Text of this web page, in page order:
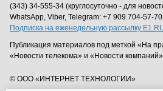
(343) 34-555-34 (круглосуточно - для
WhatsApp, Viber, Telegram: +7 909 704-57-70
Подписка на еженедельную рассылку
Публикация материалов под меткой «На
«Новости телекома» и «Новости
© ООО «ИНТЕРНЕТ ТЕХНОЛОГИИ»